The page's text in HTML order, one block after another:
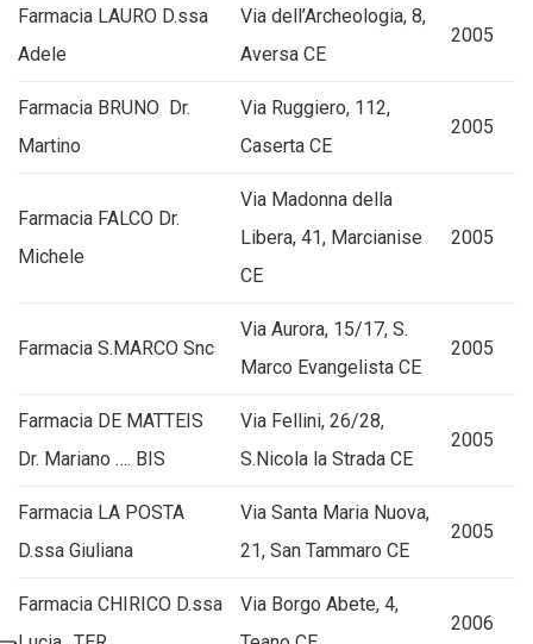
Farmacia LAURO D.ssa
Adele
Via dell’Archeologia, 8,
Aversa CE
2005
Farmacia BRUNO Dr.
Martino
Via Ruggiero, 112,
Caserta CE
2005
Farmacia FALCO Dr.
Michele
Via Madonna della
Libera, 41, Marcianise
CE
2005
Farmacia S.MARCO Snc
Via Aurora, 15/17, S.
Marco Evangelista CE
2005
Farmacia DE MATTEIS
Dr. Mariano …. BIS
Via Fellini, 26/28,
S.Nicola la Strada CE
2005
Farmacia LA POSTA
D.ssa Giuliana
Via Santa Maria Nuova,
21, San Tammaro CE
2005
Farmacia CHIRICO D.ssa
Via Borgo Abete, 4,
2006